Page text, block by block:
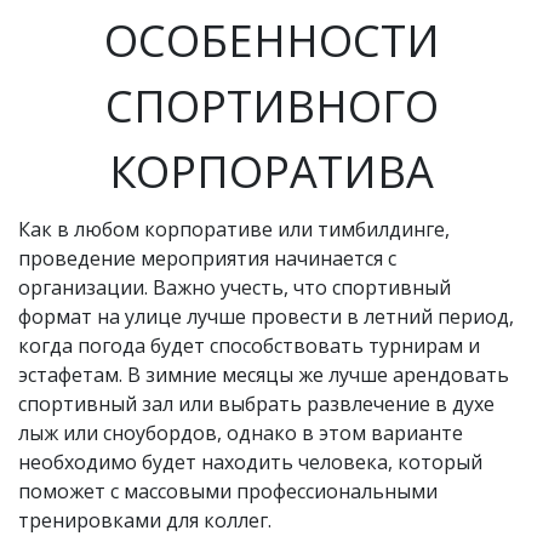
ОСОБЕННОСТИ
СПОРТИВНОГО
КОРПОРАТИВА
Как в любом корпоративе или тимбилдинге,
проведение мероприятия начинается с
организации. Важно учесть, что спортивный
формат на улице лучше провести в летний период,
когда погода будет способствовать турнирам и
эстафетам. В зимние месяцы же лучше арендовать
спортивный зал или выбрать развлечение в духе
лыж или сноубордов, однако в этом варианте
необходимо будет находить человека, который
поможет с массовыми профессиональными
тренировками для коллег.